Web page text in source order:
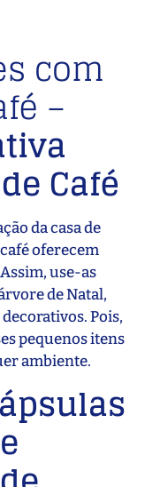
com
–
Café
da casa de
oferecem
use-as
de Natal,
Pois,
pequenos itens
ambiente.